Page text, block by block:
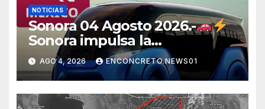
NOTICIAS
Sonora 04 Agosto 2026.-
Sonora impulsa la
electromovilidad con
«Beyond», un vehículo
eléctrico desarrollado junto al
ITH
AGO 4, 2026 ENCONCRETO.NEWS01